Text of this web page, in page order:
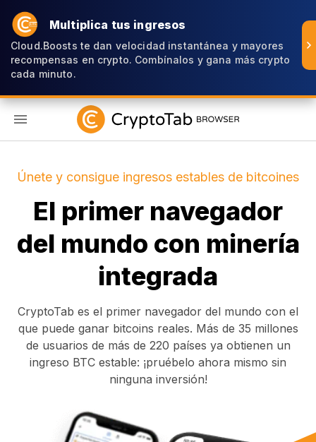
Multiplica tus ingresos
Cloud.Boosts te dan velocidad instantánea y mayores
recompensas en crypto. Combínalos y gana más crypto
cada minuto.
Únete y consigue ingresos estables de bitcoines
El primer navegador
del mundo con minería
integrada
CryptoTab es el primer navegador del mundo con el
que puede ganar bitcoins reales. Más de 35 millones
de usuarios de más de 220 países ya obtienen un
ingreso BTC estable: ¡pruébelo ahora mismo sin
ninguna inversión!